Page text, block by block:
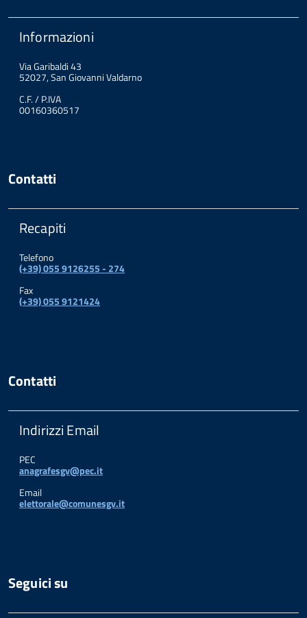
Informazioni
Via Garibaldi 43
52027, San Giovanni Valdarno
C.F. / P.IVA
00160360517
Contatti
Recapiti
Telefono
(+39) 055 9126255 - 274
Fax
(+39) 055 9121424
Contatti
Indirizzi Email
PEC
anagrafesgv@pec.it
Email
elettorale@comunesgv.it
Seguici su